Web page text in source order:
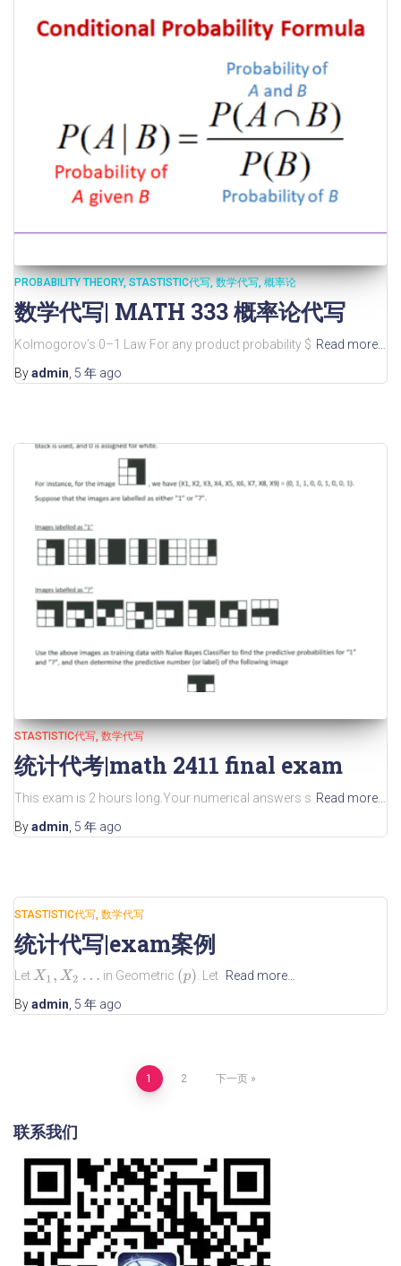
PROBABILITY THEORY STASTISTIC代写 数学代写 概率论
数学代写| MATH 333 概率论代写
Kolmogorov’s 0–1 Law For any product probability $ Read more…
Byadmin 5 年 ago
STASTISTIC代写 数学代写
统计代考|math 2411 final exam
This exam is 2 hours long.Your numerical answers s Read more…
Byadmin 5 年 ago
STASTISTIC代写 数学代写
统计代写|exam案例
LetX1, X 2… in Geometric (p) . Let Read more…
Byadmin 5 年 ago
1 2 下一页
联系我们